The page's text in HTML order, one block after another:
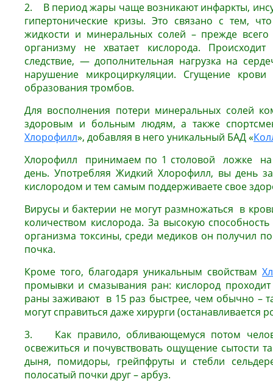
2. В период жары чаще возникают инфаркты,
гипертонические кризы. Это связано с тем,
жидкости и минеральных солей – прежде
организму не хватает кислорода.
следствие, — дополнительная нагрузка на
нарушение микроциркуляции. Сгущение крови
образования тромбов.
Для восполнения потери минеральных солей
здоровым и больным людям, а также
Хлорофилл», добавляя в него уникальный БАД «
Хлорофилл принимаем по 1 столовой ложке на
день. Употребляя Жидкий Хлорофилл, вы день
кислородом и тем самым поддерживаете свое
Вирусы и бактерии не могут размножаться в
количеством кислорода. За высокую
организма токсины, среди медиков он получил
почка.
Кроме того, благодаря уникальным свойствам
промывки и смазывания ран: кислород
раны заживают в 15 раз быстрее, чем обычно –
могут справиться даже хирурги (останавливается
3. Как правило, обливающемуся потом
освежиться и почувствовать ощущение сытости
дыня, помидоры, грейпфруты и стебли
полосатый почки друг – арбуз.